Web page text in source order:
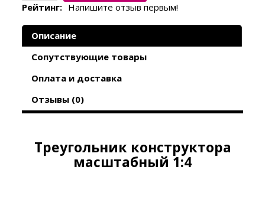
Рейтинг: Напишите отзыв первым!
Описание
Сопутствующие товары
Оплата и доставка
Отзывы (0)
Треугольник конструктора
масштабный 1:4